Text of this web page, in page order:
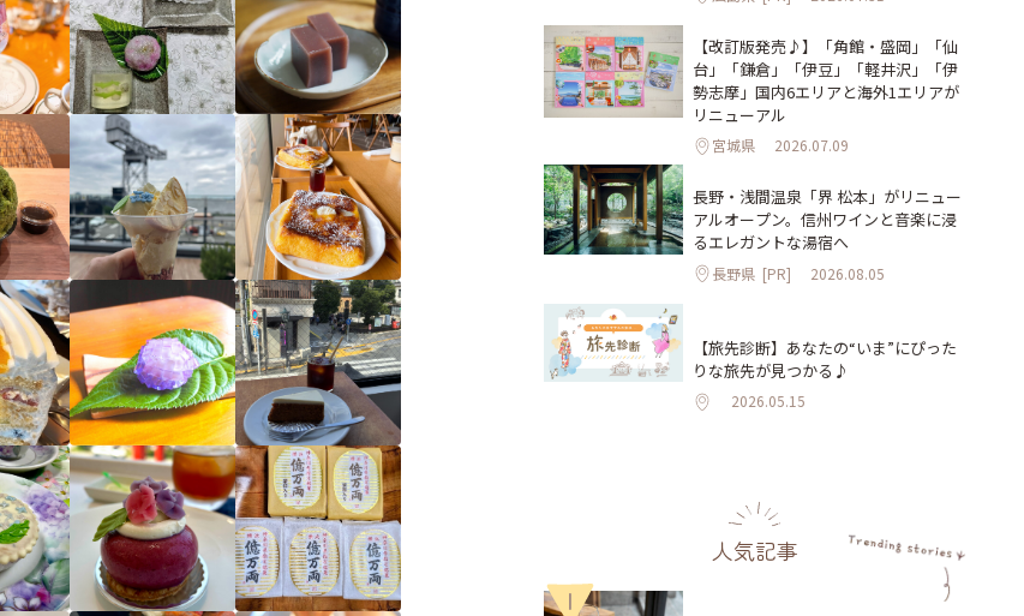
【改訂版発売♪】「角館・盛岡」「仙
台」「鎌倉」「伊豆」「軽井沢」「伊
勢志摩」国内6エリアと海外1エリアが
リニューアル
宮城県 2026.07.09
長野・浅間温泉「界 松本」がリニュー
アルオープン。信州ワインと音楽に浸
るエレガントな湯宿へ
長野県 [PR] 2026.08.05
【旅先診断】あなたの“いま”にぴった
りな旅先が見つかる♪
2026.05.15
人気記事
1